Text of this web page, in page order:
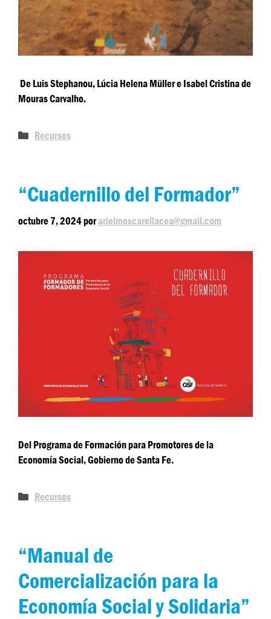
De Luis Stephanou, Lúcia Helena Müller e Isabel Cristina de
Mouras Carvalho.
Recursos
“Cuadernillo del Formador”
octubre 7, 2024porarielmoscarellacea@gmail.com
Del Programa de Formación para Promotores de la
Economía Social, Gobierno de Santa Fe.
Recursos
“Manual de
Comercialización para la
Economía Social y Solidaria”